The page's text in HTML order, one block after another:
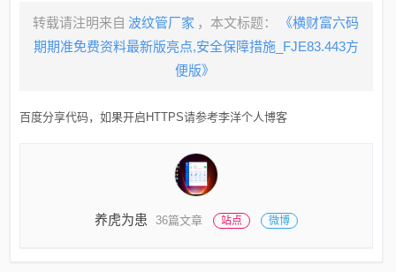
转载请注明来自 波纹管厂家 ，本文标题：
《横财富六码
期期准免费资料最新版亮点,安全保障措施_FJE83.443方
便版》
百度分享代码，如果开启HTTPS请参考李洋个人博客
养虎为患 36篇文章 站点 微博